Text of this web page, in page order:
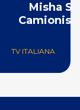
Misha
TV ITALIANA